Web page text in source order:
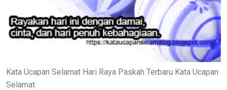
Kata Ucapan Selamat Hari Raya Paskah Terbaru Kata Ucapan
Selamat